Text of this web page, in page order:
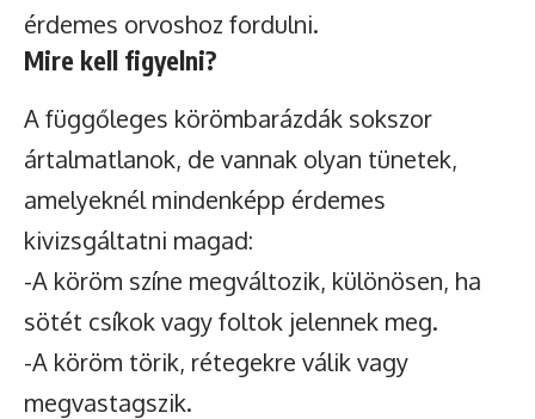
érdemes orvoshoz fordulni.
Mire kell figyelni?
A függőleges körömbarázdák sokszor
ártalmatlanok, de vannak olyan tünetek,
amelyeknél mindenképp érdemes
kivizsgáltatni magad:
-A köröm színe megváltozik, különösen, ha
sötét csíkok vagy foltok jelennek meg.
-A köröm törik, rétegekre válik vagy
megvastagszik.